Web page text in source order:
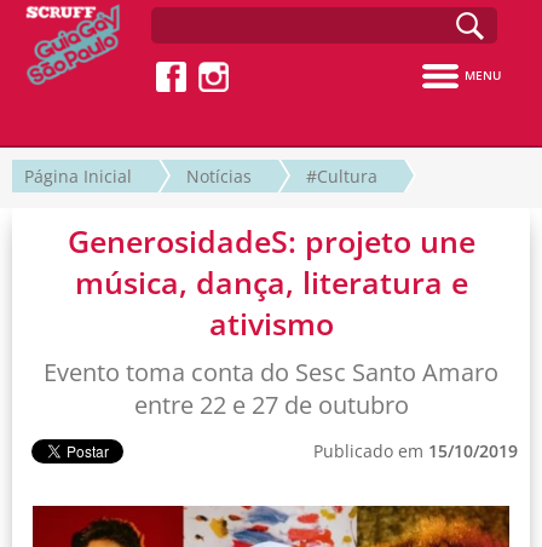
MENU
Página Inicial Notícias #Cultura
GenerosidadeS: projeto une
música, dança, literatura e
ativismo
Evento toma conta do Sesc Santo Amaro
entre 22 e 27 de outubro
Publicado em 15/10/2019